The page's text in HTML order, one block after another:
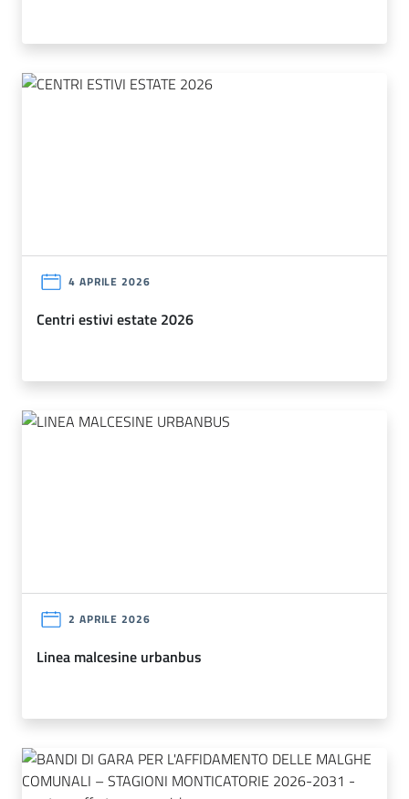
4 APRILE 2026
centri estivi estate 2026
2 APRILE 2026
linea malcesine urbanbus